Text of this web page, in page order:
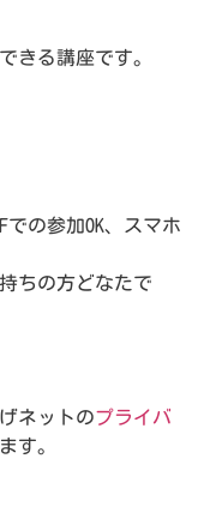
きる講座です。
の参加OK、スマホ
ちの方どなたで
ネットのプライバ
す。